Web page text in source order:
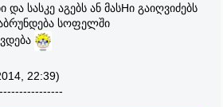
სასკე აგებს ან მასHი გაიღვიძებს
სოფელში
22:39)